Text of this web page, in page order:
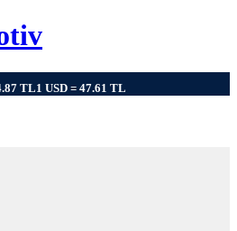
TL1 USD = 47.61 TL